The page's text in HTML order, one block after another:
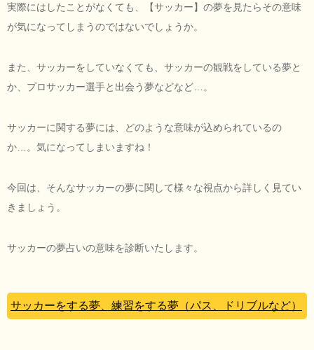
実際にはしたことがなくても、【サッカー】の夢を見たらその意味
が気になってしまうのではないでしょうか。
また、サッカーをしていなくても、サッカーの観戦をしている夢と
か、プロサッカー選手と出会う夢などなど…。
サッカーに関する夢には、どのような意味が込められているの
か…。気になってしまいますね！
今回は、そんなサッカーの夢に関して様々な視点から詳しく見てい
きましょう。
サッカーの夢占いの意味を診断いたします。
サッカーをする夢、練習をする夢（パス、ドリブルなど）